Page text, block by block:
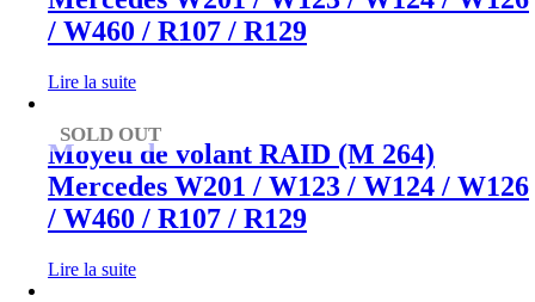
/ W460 / R107 / R129
Lire la suite
SOLD OUT
Moyeu de volant RAID (M 264)
Mercedes W201 / W123 / W124 / W126
/ W460 / R107 / R129
Lire la suite